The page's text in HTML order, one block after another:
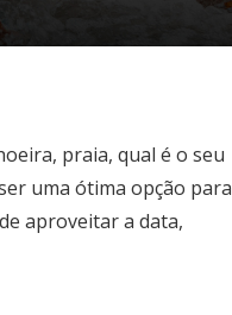
praia, qual é o seu
uma ótima opção para
aproveitar a data,